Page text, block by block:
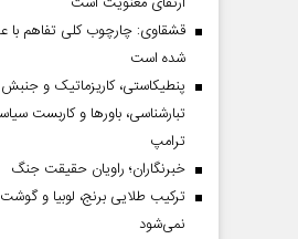
قشقاوی: چارچوب کلی تفاهم
شده است
پنطیکاستی، کاریزماتیک و
تبارشناسی، باور‌ها و کاربست
ترامپ
خبرنگاران؛ راویان حقیقت جنگ
ترکیب طلایی برنج، لوبیا و
نمی‌شود